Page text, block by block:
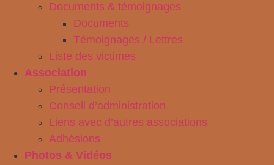
Documents & témoignages
Documents
Témoignages / Lettres
Liste des victimes
Association
Présentation
Conseil d’administration
Liens avec d’autres associations
Adhésions
Photos & Vidéos